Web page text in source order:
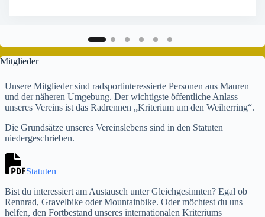
Mitglieder
Unsere Mitglieder sind radsportinteressierte Personen aus Mauren
und der näheren Umgebung. Der wichtigste öffentliche Anlass
unseres Vereins ist das Radrennen „Kriterium um den Weiherring“.
Die Grundsätze unseres Vereinslebens sind in den Statuten
niedergeschrieben.
Statuten
Bist du interessiert am Austausch unter Gleichgesinnten? Egal ob
Rennrad, Gravelbike oder Mountainbike. Oder möchtest du uns
helfen, den Fortbestand unseres internationalen Kriteriums